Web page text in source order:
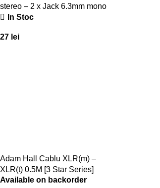
stereo – 2 x Jack 6.3mm mono
1M [3 Star Series]
In Stoc
27 lei
Adam Hall Cablu XLR(m) –
XLR(t) 0.5M [3 Star Series]
Available on backorder